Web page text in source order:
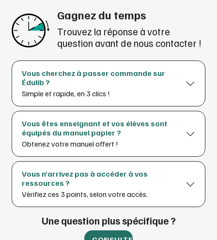
Gagnez du temps
Trouvez la réponse à votre
question avant de nous contacter !
Vous cherchez à passer commande sur
Édulib ?
Simple et rapide, en 3 clics !
Vous êtes enseignant et vos élèves sont
équipés du manuel papier ?
Obtenez votre manuel offert !
Vous n’arrivez pas à accéder à vos
ressources ?
Vérifiez ces 3 points, selon votre accès.
Une question plus spécifique ?